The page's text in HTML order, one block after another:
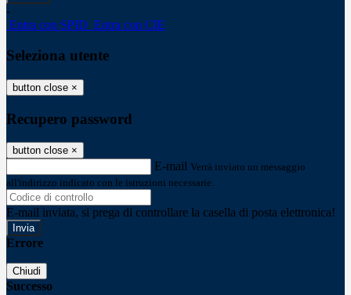
-
Entra con SPID Entra con CIE
Seleziona utente
button close ×
Recupero password
button close ×
E-mail Verrà inviato un messaggio
all'indirizzo indicato con le istruzioni necessarie.
E-mail inviata, si prega di controllare la casella di posta elettronica!
Errore
Chiudi
Successo